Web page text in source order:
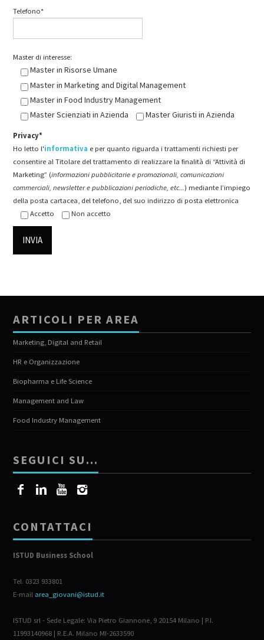
Telefono*
Master di interesse:
Master in Risorse Umane
Master in Marketing and Digital Management
Master in Food Industry Management
Master Scienziati in Azienda
Master Giuristi in Azienda
Privacy*
Ho letto l'informativa e per quanto riguarda i trattamenti richiesti per
consentire al Titolare del trattamento di realizzare la finalità di “Attività di
Marketing” (informazioni pubblicitarie e promozionali, comunicazioni
commerciali, newsletter e pubblicazioni periodiche, etc...) mediante l’impiego
della posta cartacea, del telefono, del suo indirizzo di posta elettronica
Accetto
Non accetto
ARTICOLI PER AREA
Marketing, Digital and Retail
HR e Organizzazione
Biopharma e Life Science
Management and Law
Food Industry Management
SEGUICI SU…
CONTATTACI
ISTUD Business School
Tel. 0323 933801
E-mail area_giovani@istud.it
ISTUD srl - Sede Legale: Via Pietro Giannone, 9 20154 Milano | P.I.
11993140968 | R.E.A. Milano MI-2633590